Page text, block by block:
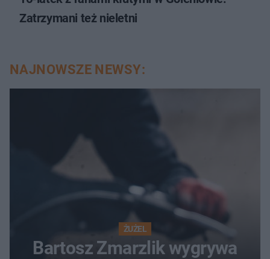
Zatrzymani też nieletni
NAJNOWSZE NEWSY:
ŻUŻEL
Bartosz Zmarzlik wygrywa